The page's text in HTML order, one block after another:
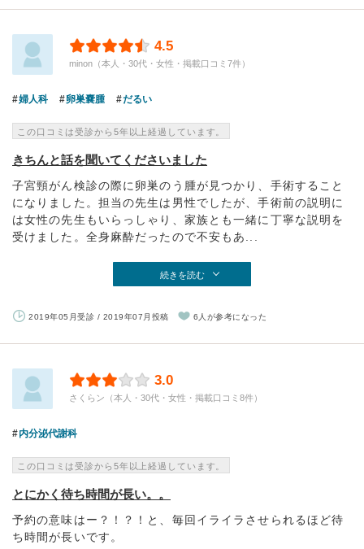
4.5
minon（本人・30代・女性・掲載口コミ7件）
婦人科 卵巣嚢腫 だるい
この口コミは受診から5年以上経過しています。
きちんと話を聞いてくださいました
子宮頸がん検診の際に卵巣のう腫が見つかり、手術すること
になりました。担当の先生は男性でしたが、手術前の説明に
は女性の先生もいらっしゃり、家族とも一緒に丁寧な説明を
受けました。全身麻酔だったので不安もあ...
続きを読む
2019年05月受診 / 2019年07月投稿 6人が参考になった
3.0
さくらン（本人・30代・女性・掲載口コミ8件）
内分泌代謝科
この口コミは受診から5年以上経過しています。
とにかく待ち時間が長い。。
予約の意味はー？！？！と、毎回イライラさせられるほど待
ち時間が長いです。